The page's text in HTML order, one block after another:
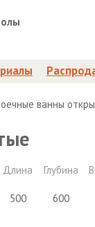
ванны
Длина Глубина
500 600